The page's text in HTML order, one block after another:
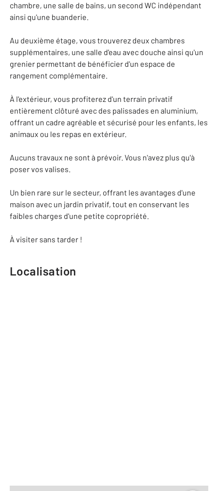
chambre, une salle de bains, un second WC indépendant
ainsi qu'une buanderie.
Au deuxième étage, vous trouverez deux chambres
supplémentaires, une salle d'eau avec douche ainsi qu'un
grenier permettant de bénéficier d'un espace de
rangement complémentaire.
À l'extérieur, vous profiterez d'un terrain privatif
entièrement clôturé avec des palissades en aluminium,
offrant un cadre agréable et sécurisé pour les enfants, les
animaux ou les repas en extérieur.
Aucuns travaux ne sont à prévoir. Vous n'avez plus qu'à
poser vos valises.
Un bien rare sur le secteur, offrant les avantages d'une
maison avec un jardin privatif, tout en conservant les
faibles charges d'une petite copropriété.
À visiter sans tarder !
Localisation